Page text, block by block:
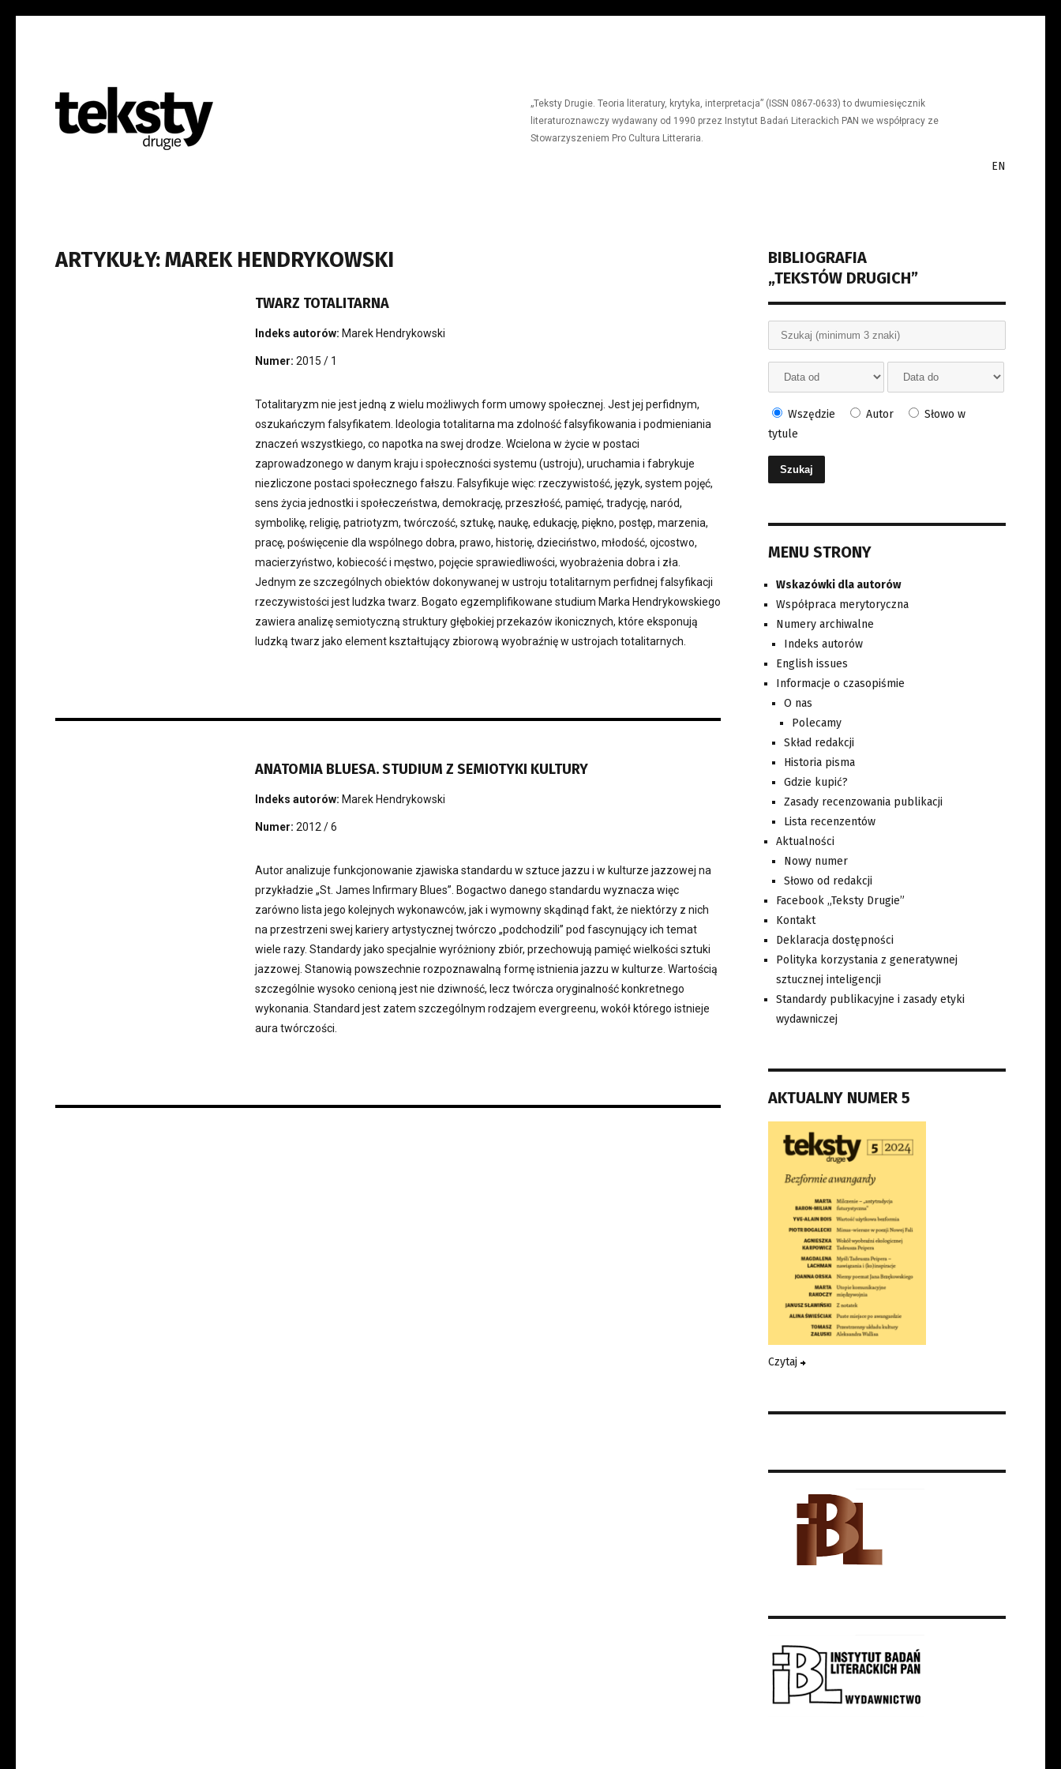
„Teksty Drugie. Teoria literatury, krytyka, interpretacja” (ISSN 0867-0633) to dwumiesięcznik
literaturoznawczy wydawany od 1990 przez Instytut Badań Literackich PAN we współpracy ze
Stowarzyszeniem Pro Cultura Litteraria.
EN
ARTYKUŁY: MAREK HENDRYKOWSKI
TWARZ TOTALITARNA
Indeks autorów: Marek Hendrykowski
Numer: 2015 / 1
Totalitaryzm nie jest jedną z wielu możliwych form umowy społecznej. Jest jej perfidnym,
oszukańczym falsyfikatem. Ideologia totalitarna ma zdolność falsyfikowania i podmieniania
znaczeń wszystkiego, co napotka na swej drodze. Wcielona w życie w postaci
zaprowadzonego w danym kraju i społeczności systemu (ustroju), uruchamia i fabrykuje
niezliczone postaci społecznego fałszu. Falsyfikuje więc: rzeczywistość, język, system pojęć,
sens życia jednostki i społeczeństwa, demokrację, przeszłość, pamięć, tradycję, naród,
symbolikę, religię, patriotyzm, twórczość, sztukę, naukę, edukację, piękno, postęp, marzenia,
pracę, poświęcenie dla wspólnego dobra, prawo, historię, dzieciństwo, młodość, ojcostwo,
macierzyństwo, kobiecość i męstwo, pojęcie sprawiedliwości, wyobrażenia dobra i zła.
Jednym ze szczególnych obiektów dokonywanej w ustroju totalitarnym perfidnej falsyfikacji
rzeczywistości jest ludzka twarz. Bogato egzemplifikowane studium Marka Hendrykowskiego
zawiera analizę semiotyczną struktury głębokiej przekazów ikonicznych, które eksponują
ludzką twarz jako element kształtujący zbiorową wyobraźnię w ustrojach totalitarnych.
ANATOMIA BLUESA. STUDIUM Z SEMIOTYKI KULTURY
Indeks autorów: Marek Hendrykowski
Numer: 2012 / 6
Autor analizuje funkcjonowanie zjawiska standardu w sztuce jazzu i w kulturze jazzowej na
przykładzie „St. James Infirmary Blues”. Bogactwo danego standardu wyznacza więc
zarówno lista jego kolejnych wykonawców, jak i wymowny skądinąd fakt, że niektórzy z nich
na przestrzeni swej kariery artystycznej twórczo „podchodzili” pod fascynujący ich temat
wiele razy. Standardy jako specjalnie wyróżniony zbiór, przechowują pamięć wielkości sztuki
jazzowej. Stanowią powszechnie rozpoznawalną formę istnienia jazzu w kulturze. Wartością
szczególnie wysoko cenioną jest nie dziwność, lecz twórcza oryginalność konkretnego
wykonania. Standard jest zatem szczególnym rodzajem evergreenu, wokół którego istnieje
aura twórczości.
BIBLIOGRAFIA
„TEKSTÓW DRUGICH”
Wszędzie Autor
Słowo w
tytule
MENU STRONY
Wskazówki dla autorów
Współpraca merytoryczna
Numery archiwalne
Indeks autorów
English issues
Informacje o czasopiśmie
O nas
Polecamy
Skład redakcji
Historia pisma
Gdzie kupić?
Zasady recenzowania publikacji
Lista recenzentów
Aktualności
Nowy numer
Słowo od redakcji
Facebook „Teksty Drugie”
Kontakt
Deklaracja dostępności
Polityka korzystania z generatywnej
sztucznej inteligencji
Standardy publikacyjne i zasady etyki
wydawniczej
AKTUALNY NUMER 5
Czytaj